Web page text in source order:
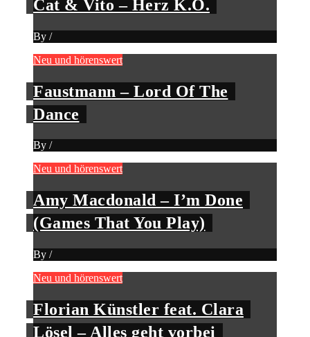
Cat & Vito – Herz K.O.
By /
Neu und hörenswert
Faustmann – Lord Of The
Dance
By /
Neu und hörenswert
Amy Macdonald – I’m Done
(Games That You Play)
By /
Neu und hörenswert
Florian Künstler feat. Clara
Lösel – Alles geht vorbei